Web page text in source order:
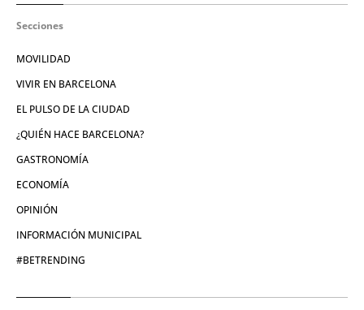
Secciones
MOVILIDAD
VIVIR EN BARCELONA
EL PULSO DE LA CIUDAD
¿QUIÉN HACE BARCELONA?
GASTRONOMÍA
ECONOMÍA
OPINIÓN
INFORMACIÓN MUNICIPAL
#BETRENDING